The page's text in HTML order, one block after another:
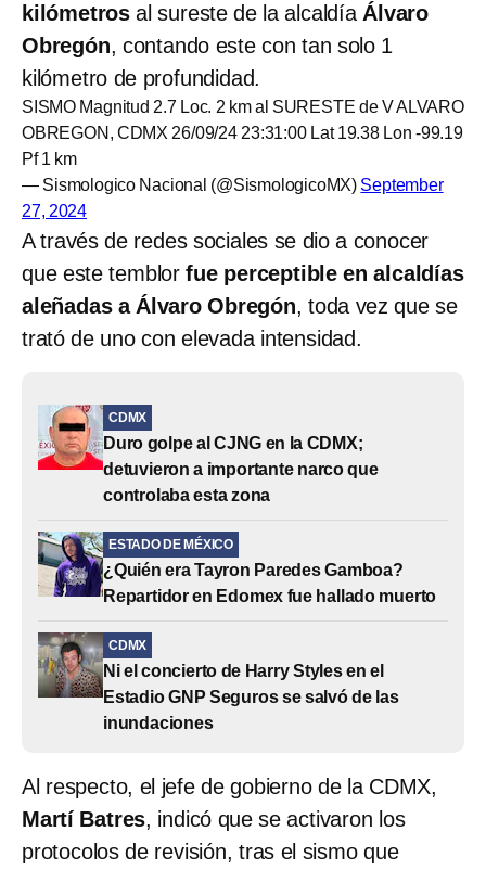
kilómetros al sureste de la alcaldía Álvaro
Obregón, contando este con tan solo 1
kilómetro de profundidad.
SISMO Magnitud 2.7 Loc. 2 km al SURESTE de V ALVARO
OBREGON, CDMX 26/09/24 23:31:00 Lat 19.38 Lon -99.19
Pf 1 km
— Sismologico Nacional (@SismologicoMX) September
27, 2024
A través de redes sociales se dio a conocer
que este temblorfue perceptible en alcaldías
aleñadas a Álvaro Obregón, toda vez que se
trató de uno con elevada intensidad.
CDMX
Duro golpe al CJNG en la CDMX;
detuvieron a importante narco que
controlaba esta zona
ESTADO DE MÉXICO
¿Quién era Tayron Paredes Gamboa?
Repartidor en Edomex fue hallado muerto
CDMX
Ni el concierto de Harry Styles en el
Estadio GNP Seguros se salvó de las
inundaciones
Al respecto, el jefe de gobierno de la CDMX,
Martí Batres, indicó que se activaron los
protocolos de revisión, tras el sismo que